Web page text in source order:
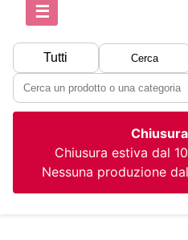
☰
Tutti Cerca
Chiusura estiva dal
Nessuna produzione